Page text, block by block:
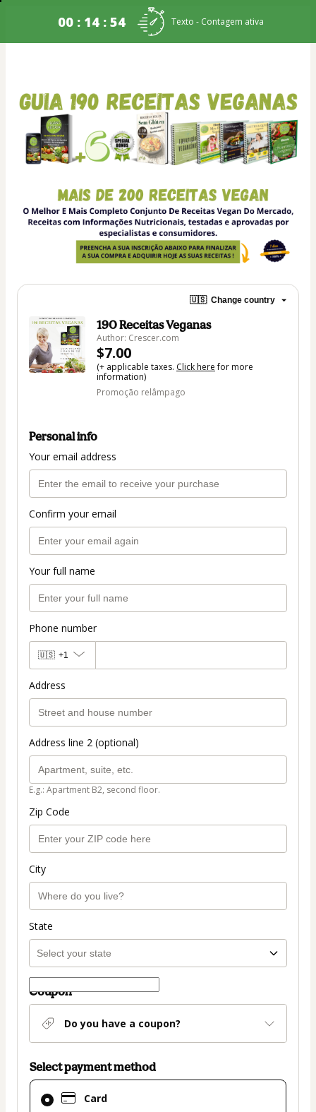
00 : 14 : 54 Texto - Contagem ativa
🇺🇸 Change country
190 Receitas Veganas
Author: Crescer.com
$7.00
(+ applicable taxes. Click herefor more
information)
Promoção relâmpago
Personal info
Your email address
Confirm your email
Your full name
Phone number
🇺🇸 +1
Address
Address line 2 (optional)
E.g.: Apartment B2, second floor.
Zip Code
City
State
Coupon
Do you have a coupon?
Select payment method
Card
Card
selected